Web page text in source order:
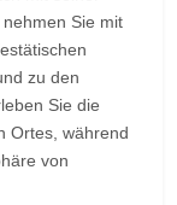
Sie mit
zu den
Sie die
Ortes, während
von